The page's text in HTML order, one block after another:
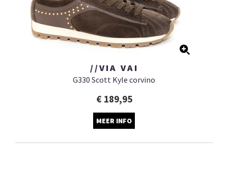
//VIA VAI
G330 Scott Kyle corvino
€ 189,95
MEER INFO